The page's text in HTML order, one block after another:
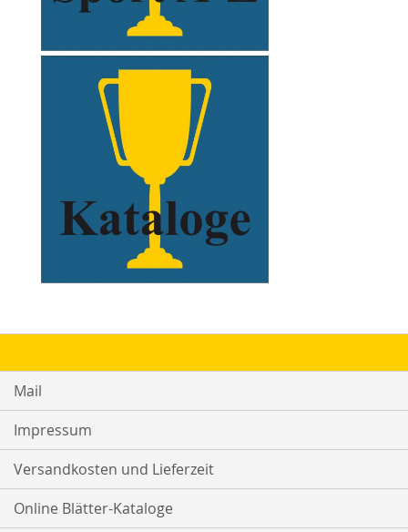
Mail
Impressum
Versandkosten und Lieferzeit
Online Blätter-Kataloge